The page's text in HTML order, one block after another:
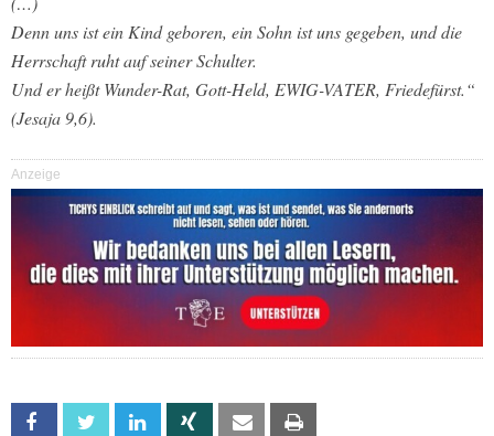
Denn uns ist ein Kind geboren, ein Sohn ist uns gegeben, und die
Herrschaft ruht auf seiner Schulter.
Und er heißt Wunder-Rat, Gott-Held, EWIG-VATER, Friedefürst.“
(Jesaja 9,6).
Anzeige
Facebook Twitter Linkedin Xing Email